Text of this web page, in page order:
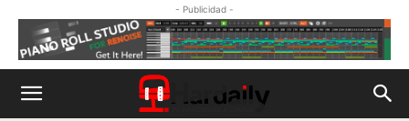
- Publicidad -